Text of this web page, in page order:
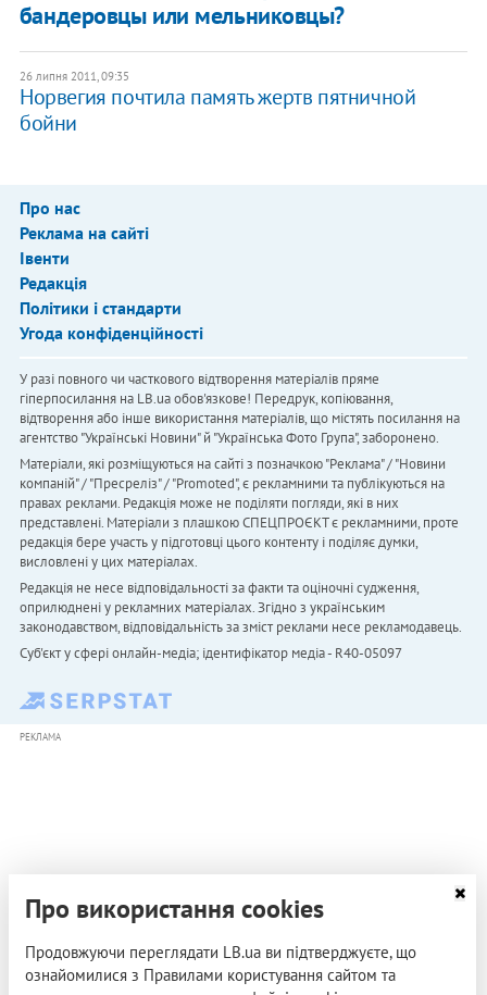
бандеровцы или мельниковцы?
26 липня 2011, 09:35
Норвегия почтила память жертв пятничной
бойни
Про нас
Реклама на сайті
Івенти
Редакція
Політики і стандарти
Угода конфіденційності
У разі повного чи часткового відтворення матеріалів пряме
гіперпосилання на LB.ua обов'язкове! Передрук, копіювання,
відтворення або інше використання матеріалів, що містять посилання на
агентство "Українськi Новини" й "Українська Фото Група", заборонено.
Матеріали, які розміщуються на сайті з позначкою "Реклама" / "Новини
компаній" / "Пресреліз" / "Promoted", є рекламними та публікуються на
правах реклами. Редакція може не поділяти погляди, які в них
представлені. Матеріали з плашкою СПЕЦПРОЄКТ є рекламними, проте
редакція бере участь у підготовці цього контенту і поділяє думки,
висловлені у цих матеріалах.
Редакція не несе відповідальності за факти та оціночні судження,
оприлюднені у рекламних матеріалах. Згідно з українським
законодавством, відповідальність за зміст реклами несе рекламодавець.
Cуб'єкт у сфері онлайн-медіа; ідентифікатор медіа - R40-05097
РЕКЛАМА
Про використання cookies
Продовжуючи переглядати LB.ua ви підтверджуєте, що
ознайомилися з Правилами користування сайтом та